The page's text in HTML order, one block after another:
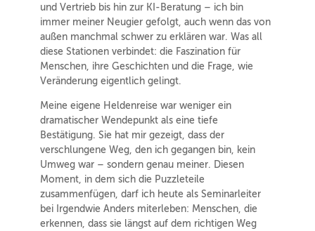
und Vertrieb bis hin zur KI-Beratung – ich bin
immer meiner Neugier gefolgt, auch wenn das von
außen manchmal schwer zu erklären war. Was all
diese Stationen verbindet: die Faszination für
Menschen, ihre Geschichten und die Frage, wie
Veränderung eigentlich gelingt.
Meine eigene Heldenreise war weniger ein
dramatischer Wendepunkt als eine tiefe
Bestätigung. Sie hat mir gezeigt, dass der
verschlungene Weg, den ich gegangen bin, kein
Umweg war – sondern genau meiner. Diesen
Moment, in dem sich die Puzzleteile
zusammenfügen, darf ich heute als Seminarleiter
bei Irgendwie Anders miterleben: Menschen, die
erkennen, dass sie längst auf dem richtigen Weg